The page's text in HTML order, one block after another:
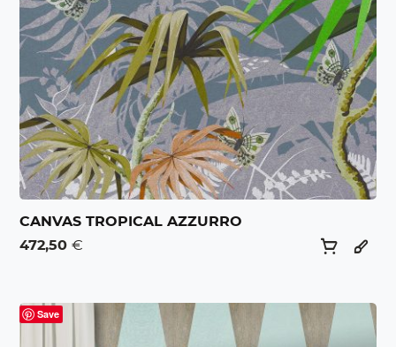
CANVAS TROPICAL AZZURRO
472,50€
Save